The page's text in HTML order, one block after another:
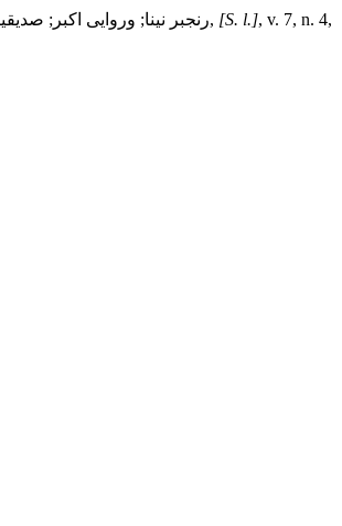
رنجبر نینا; وروایی اکبر;, [S. l.], v. 7, n. 4,